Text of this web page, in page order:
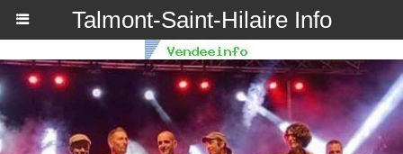
Talmont-Saint-Hilaire Info